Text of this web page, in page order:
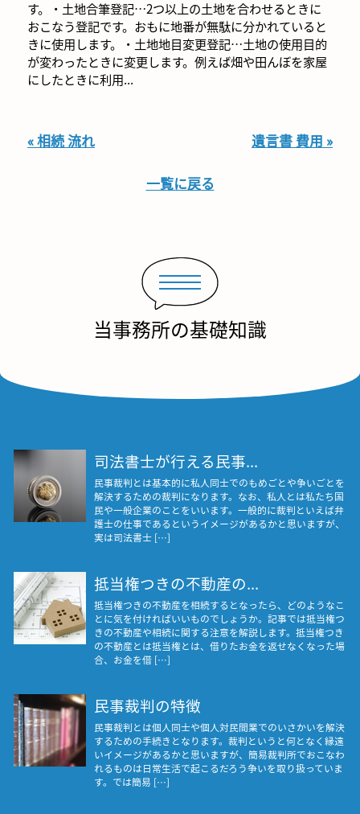
す。・土地合筆登記…2つ以上の土地を合わせるときに
おこなう登記です。おもに地番が無駄に分かれていると
きに使用します。・土地地目変更登記…土地の使用目的
が変わったときに変更します。例えば畑や田んぼを家屋
にしたときに利用...
« 相続 流れ 遺言書 費用 »
一覧に戻る
当事務所の基礎知識
司法書士が行える民事...
民事裁判とは基本的に私人同士でのもめごとや争いごとを
解決するための裁判になります。なお、私人とは私たち国
民や一般企業のことをいいます。一般的に裁判といえば弁
護士の仕事であるというイメージがあるかと思いますが、
実は司法書士 […]
抵当権つきの不動産の...
抵当権つきの不動産を相続するとなったら、どのようなこ
とに気を付ければいいものでしょうか。記事では抵当権つ
きの不動産や相続に関する注意を解説します。抵当権つき
の不動産とは抵当権とは、借りたお金を返せなくなった場
合、お金を借 […]
民事裁判の特徴
民事裁判とは個人同士や個人対民間業でのいさかいを解決
するための手続きとなります。裁判というと何となく縁遠
いイメージがあるかと思いますが、簡易裁判所でおこなわ
れるものは日常生活で起こるだろう争いを取り扱っていま
す。では簡易 […]